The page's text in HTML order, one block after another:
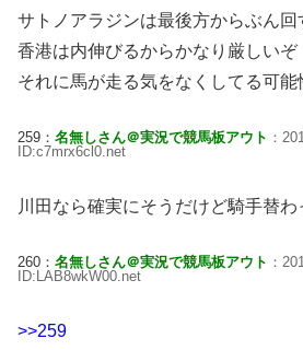
サトノアラジンは最後方からぶん回
香港は内伸びるからかなり厳しいぞ
それに馬が走る気をなくしてる可能
259： 名無しさん＠実況で競馬板アウト ：
ID:c7mrx6cl0.net
川田なら確実にそうだけど騎手替
260： 名無しさん＠実況で競馬板アウト ：
ID:LAB8wkW00.net
>>259